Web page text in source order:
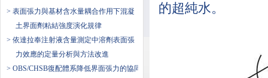
> 表面張力與基材含水量耦合作用下混凝
土界面劑粘結強度演化規律
> 依達拉奉注射液含量測定中溶劑表面張
力效應的定量分析與方法改進
> OBS/CHSB復配體系降低界面張力的協同
的超純水。